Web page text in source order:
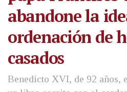
abandone la
ordenación de
casados
Benedicto XVI, de 92 años,